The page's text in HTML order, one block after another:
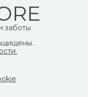
заботы